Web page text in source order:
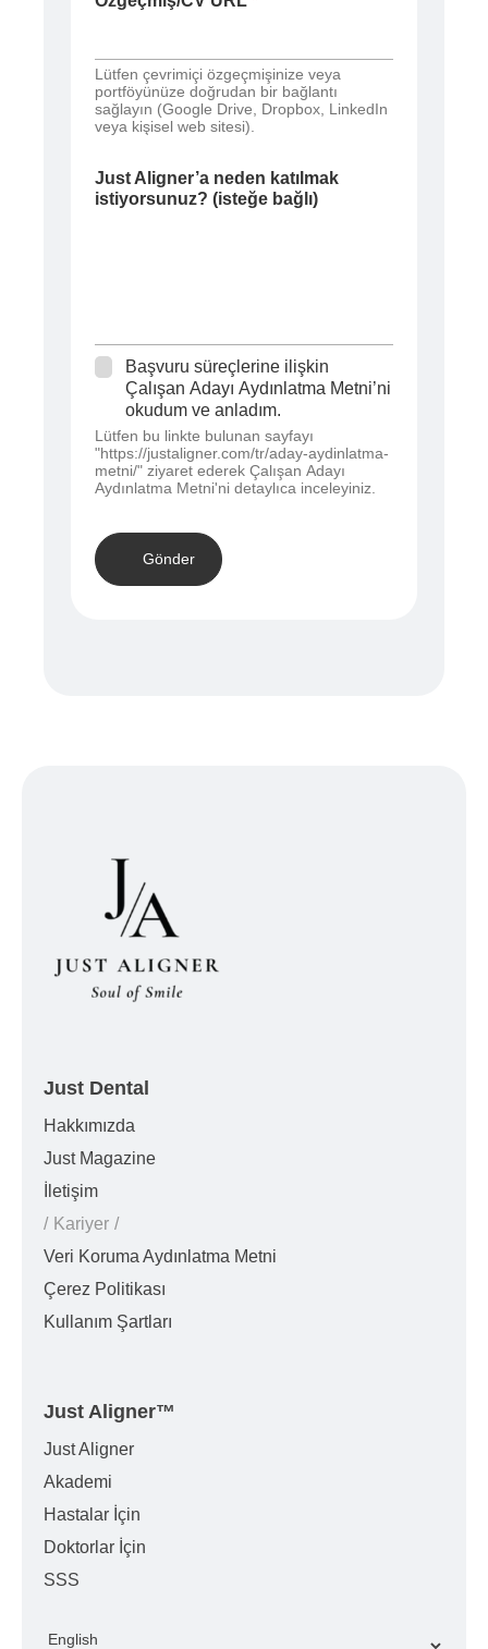
Lütfen çevrimiçi özgeçmişinize veya
portföyünüze doğrudan bir bağlantı
sağlayın (Google Drive, Dropbox, LinkedIn
veya kişisel web sitesi).
Just Aligner’a neden katılmak
istiyorsunuz? (isteğe bağlı)
z
a
*
Başvuru süreçlerine ilişkin
Çalışan Adayı Aydınlatma Metni’ni
okudum ve anladım.
Lütfen bu linkte bulunan sayfayı
"https://justaligner.com/tr/aday-aydinlatma-
metni/" ziyaret ederek Çalışan Adayı
Aydınlatma Metni'ni detaylıca inceleyiniz.
Gönder
Just Dental
Hakkımızda
Just Magazine
İletişim
Kariyer
Veri Koruma Aydınlatma Metni
Çerez Politikası
Kullanım Şartları
Just Aligner™
Just Aligner
Akademi
Hastalar İçin
Doktorlar İçin
SSS